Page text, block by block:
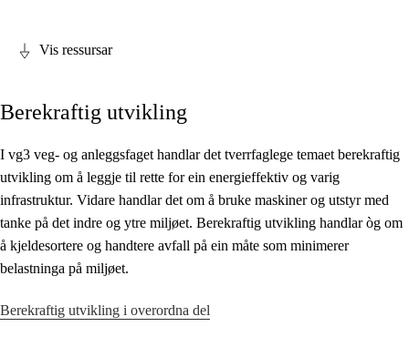
Kjerneelement
Tverrfaglege tema
Grunnleggjande ferdigheiter
Vis ressursar
Berekraftig utvikling
I vg3 veg- og anleggsfaget handlar det tverrfaglege temaet berekraftig
utvikling om å leggje til rette for ein energieffektiv og varig
infrastruktur. Vidare handlar det om å bruke maskiner og utstyr med
tanke på det indre og ytre miljøet. Berekraftig utvikling handlar òg om
å kjeldesortere og handtere avfall på ein måte som minimerer
belastninga på miljøet.
Berekraftig utvikling i overordna del